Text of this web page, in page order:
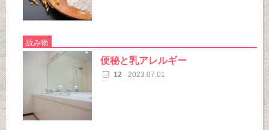
読み物
便秘と乳アレルギー
12 2023.07.01